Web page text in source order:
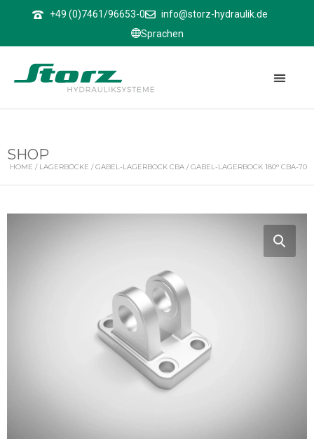
+49 (0)7461/96653-0
info@storz-hydraulik.de
Sprachen
SHOP
HOME / LAGERBÖCKE /GABEL-LAGERBOCK CBA / GABEL-LAGERBOCK 180° CBA-70